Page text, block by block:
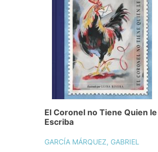
El Coronel no Tiene Quien le
Escriba
GARCÍA MÁRQUEZ, GABRIEL